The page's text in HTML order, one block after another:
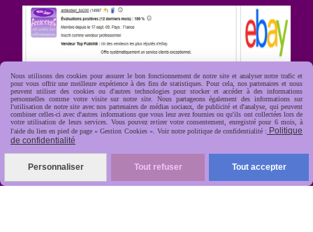
Rapide, soignée, sécurisée
Nous utilisons des cookies pour assurer le bon fonctionnement de notre site et analyser notre trafic et
pour vous offrir une meilleure expérience à des fins de statistiques. Pour cela, nos partenaires et nous
peuvent utiliser des cookies ou d'autres technologies pour stocker et accéder à des informations
personnelles comme votre visite sur notre site. Nous partageons également des informations sur
l'utilisation de notre site avec nos partenaires de médias sociaux, de publicité et d'analyse, qui peuvent
combiner celles-ci avec d'autres informations que vous leur avez fournies ou qu'ils ont collectées lors de
votre utilisation de leurs services. Vous pouvez retirer votre consentement, enregistré pour 6 mois, à
l'aide du lien en pied de page « Gestion Cookies ». Voir notre politique de confidentialité : Politique
de confidentialité
Personnaliser Tout refuser Tout accepter